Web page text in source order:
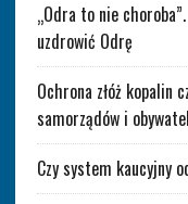
„Odra to nie
uzdrowić Odrę
Ochrona złóż kopalin
samorządów i
Czy system kaucyjny